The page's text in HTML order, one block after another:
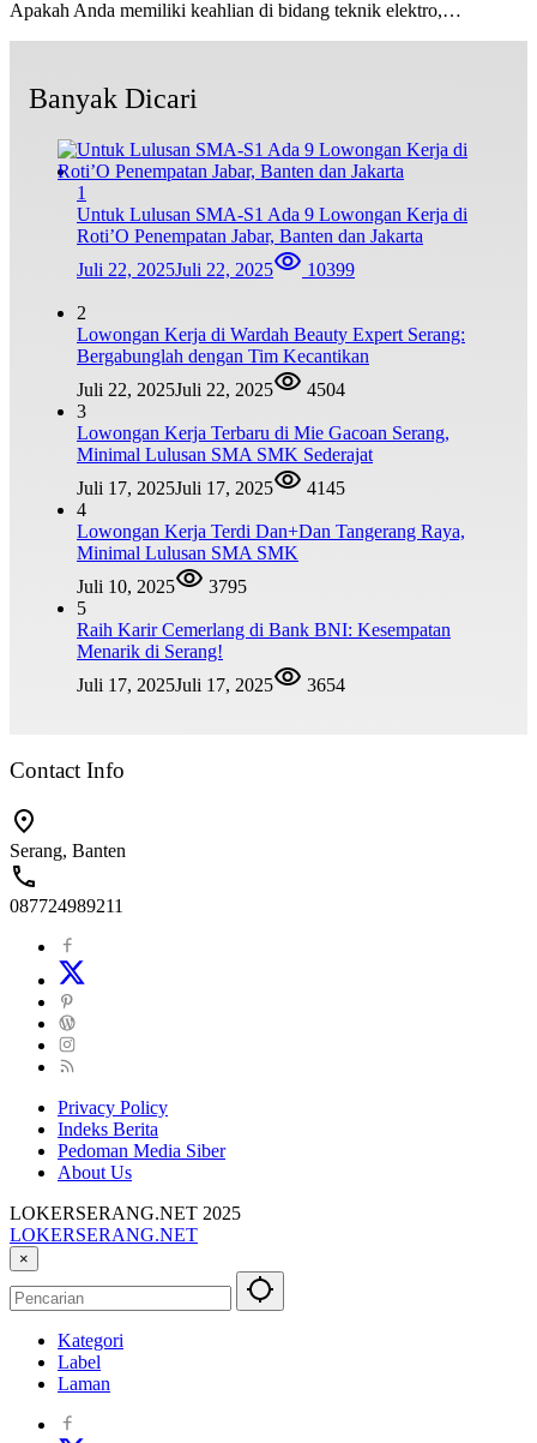
Apakah Anda memiliki keahlian di bidang teknik elektro,…
Banyak Dicari
1
Untuk Lulusan SMA-S1 Ada 9 Lowongan Kerja di
Roti’O Penempatan Jabar, Banten dan Jakarta
Juli 22, 2025Juli 22, 2025 10399
2
Lowongan Kerja di Wardah Beauty Expert Serang:
Bergabunglah dengan Tim Kecantikan
Juli 22, 2025Juli 22, 2025
4504
3
Lowongan Kerja Terbaru di Mie Gacoan Serang,
Minimal Lulusan SMA SMK Sederajat
Juli 17, 2025Juli 17, 2025
4145
4
Lowongan Kerja Terdi Dan+Dan Tangerang Raya,
Minimal Lulusan SMA SMK
Juli 10, 2025
3795
5
Raih Karir Cemerlang di Bank BNI: Kesempatan
Menarik di Serang!
Juli 17, 2025Juli 17, 2025 3654
Contact Info
Serang, Banten
087724989211
Privacy Policy
Indeks Berita
Pedoman Media Siber
About Us
LOKERSERANG.NET 2025
LOKERSERANG.NET
Info
Lowongan
Kerja
Sekitarnya
×
Kategori
Label
Laman